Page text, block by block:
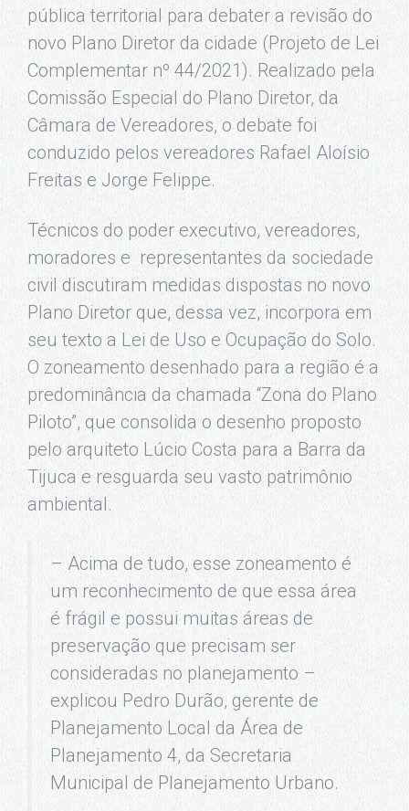
pública territorial para debater a revisão do
novo Plano Diretor da cidade (Projeto de Lei
Complementar nº 44/2021). Realizado pela
Comissão Especial do Plano Diretor, da
Câmara de Vereadores, o debate foi
conduzido pelos vereadores Rafael Aloísio
Freitas e Jorge Felippe.
Técnicos do poder executivo, vereadores,
moradores e representantes da sociedade
civil discutiram medidas dispostas no novo
Plano Diretor que, dessa vez, incorpora em
seu texto a Lei de Uso e Ocupação do Solo.
O zoneamento desenhado para a região é a
predominância da chamada “Zona do Plano
Piloto”, que consolida o desenho proposto
pelo arquiteto Lúcio Costa para a Barra da
Tijuca e resguarda seu vasto patrimônio
ambiental.
– Acima de tudo, esse zoneamento é
um reconhecimento de que essa área
é frágil e possui muitas áreas de
preservação que precisam ser
consideradas no planejamento –
explicou Pedro Durão, gerente de
Planejamento Local da Área de
Planejamento 4, da Secretaria
Municipal de Planejamento Urbano.